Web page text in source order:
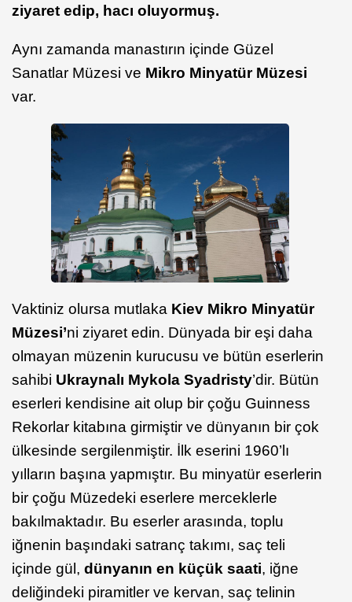
ziyaret edip, hacı oluyormuş.
Aynı zamanda manastırın içinde Güzel
Sanatlar Müzesi ve Mikro Minyatür Müzesi
var.
Vaktiniz olursa mutlaka Kiev Mikro Minyatür
Müzesi’ni ziyaret edin. Dünyada bir eşi daha
olmayan müzenin kurucusu ve bütün eserlerin
sahibi Ukraynalı Mykola Syadristy’dir. Bütün
eserleri kendisine ait olup bir çoğu Guinness
Rekorlar kitabına girmiştir ve dünyanın bir çok
ülkesinde sergilenmiştir. İlk eserini 1960’lı
yılların başına yapmıştır. Bu minyatür eserlerin
bir çoğu Müzedeki eserlere merceklerle
bakılmaktadır. Bu eserler arasında, toplu
iğnenin başındaki satranç takımı, saç teli
içinde gül, dünyanın en küçük saati, iğne
deliğindeki piramitler ve kervan, saç telinin